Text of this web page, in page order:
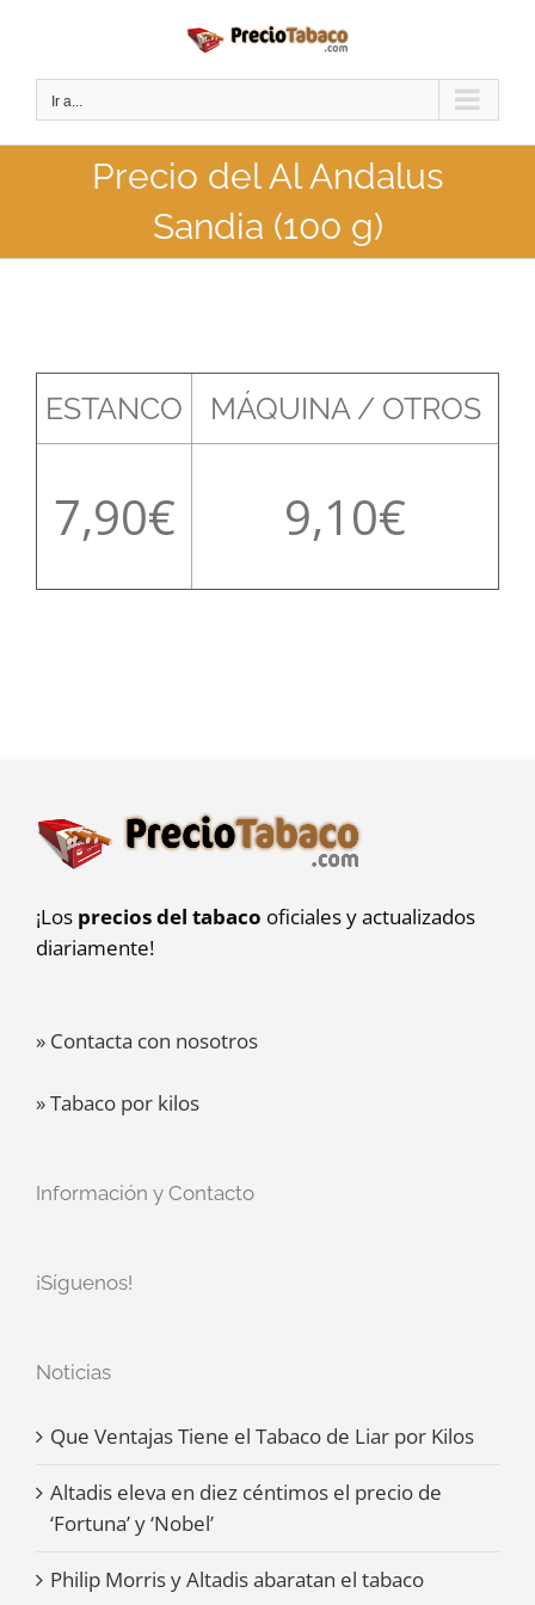
contenido
Ir a...
Precio del Al Andalus
Sandia (100 g)
ESTANCO MÁQUINA / OTROS
7,90 9,10
¡Los precios del tabaco oficiales y actualizados
diariamente!
» Contacta con nosotros
» Tabaco por kilos
Información y Contacto
¡Síguenos!
Noticias
Que Ventajas Tiene el Tabaco de Liar por Kilos
Altadis eleva en diez céntimos el precio de
‘Fortuna’ y ‘Nobel’
Philip Morris y Altadis abaratan el tabaco